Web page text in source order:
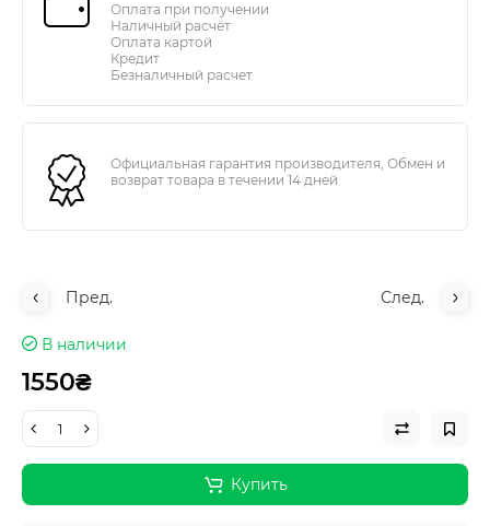
Оплата при получении
Наличный расчёт
Оплата картой
Кредит
Безналичный расчет
Официальная гарантия производителя, Обмен и
возврат товара в течении 14 дней
Пред. След.
В наличии
1550₴
Купить